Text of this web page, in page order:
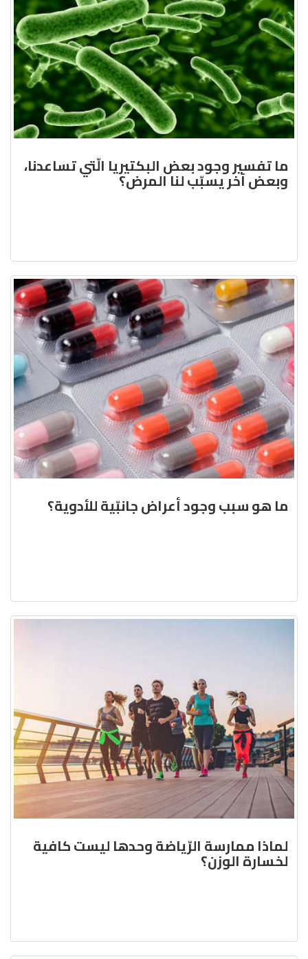
ما تفسير وجود بعض البكتيريا الّتي تساعدنا،
وبعض آخر يسبّب لنا المرض؟
ما هو سبب وجود أعراض جانبّية للأدوية؟
لماذا ممارسة الرّياضة وحدها ليست كافية
لخسارة الوزن؟